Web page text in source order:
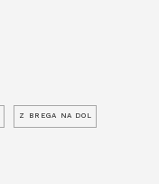
Z BREGA NA DOL